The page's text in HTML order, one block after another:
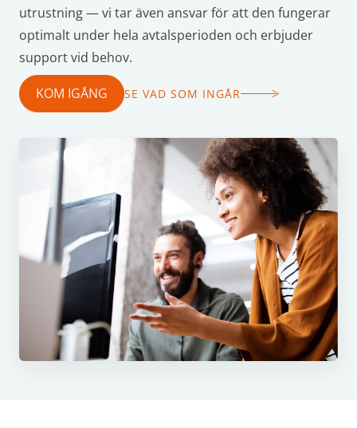
utrustning — vi tar även ansvar för att den fungerar
optimalt under hela avtalsperioden och erbjuder
support vid behov.
KOM IGÅNG SE VAD SOM INGÅR